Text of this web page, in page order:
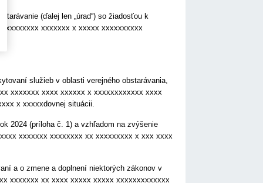
(ďalej len „úrad“) so žiadosťou k
xxxxxxx x xxxxx xxxxxxxxxx
služieb v oblasti verejného obstarávania,
xxxxxxx xxxx xxxxxx x xxxxxxxxxxxx xxxx
x xxxxxdovnej situácii.
2024 (príloha č. 1) a vzhľadom na zvýšenie
xxxxxxx xxxxxxxx xx xxxxxxxxx x xxx xxxx
a o zmene a doplnení niektorých zákonov v
xxxxxxx xx xxxx xxxxx xxxxx xxxxxxxxxxxxx